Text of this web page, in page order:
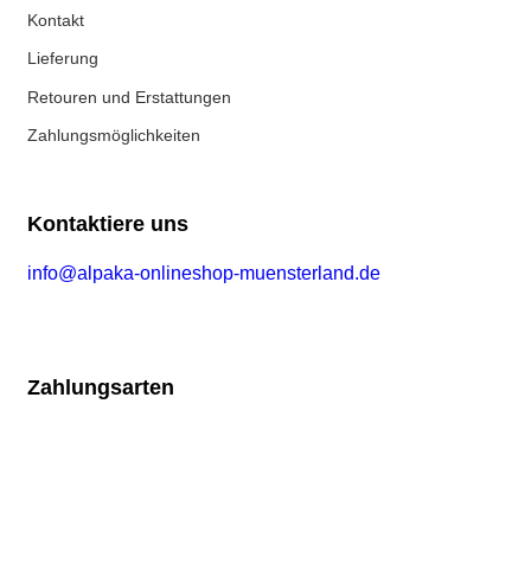
Kontakt
Lieferung
Retouren und Erstattungen
Zahlungsmöglichkeiten
Kontaktiere uns
info@alpaka-onlineshop-muensterland.de
Zahlungsarten